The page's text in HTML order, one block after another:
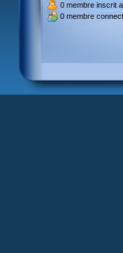
0 membre inscrit
0 membre